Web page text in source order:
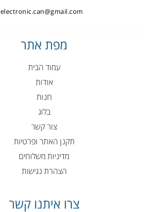
electronic.can@gmail.com
מפת אתר
עמוד הבית
אודות
חנות
בלוג
צור קשר
תקנן האתר ופרטיות
מדיניות משלוחים
הצהרת נגישות
צרו איתנו קשר